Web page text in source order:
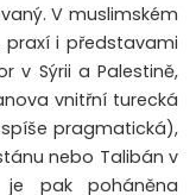
V muslimském
i představami
v Sýrii a Palestině,
vnitřní turecká
pragmatická),
nebo Talibán v
je pak poháněna